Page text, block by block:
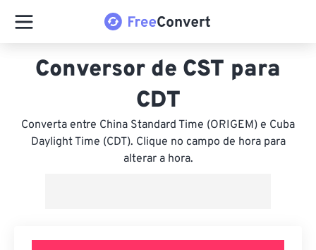
Conversor de CST para
CDT
Converta entre China Standard Time (ORIGEM) e Cuba
Daylight Time (CDT). Clique no campo de hora para
alterar a hora.